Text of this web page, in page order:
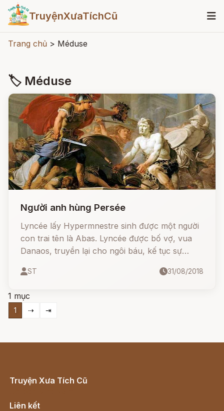
TruyệnXưaTíchCũ
Trang chủ > Méduse
🏷 Méduse
Người anh hùng Persée
Lyncée lấy Hypermnestre sinh được một người
con trai tên là Abas. Lyncée được bố vợ, vua
Danaos, truyền lại cho ngôi báu, kế tục sự
ST 31/08/2018
1 mục
1 ⇢ ⇥
Truyện Xưa Tích Cũ
Liên kết